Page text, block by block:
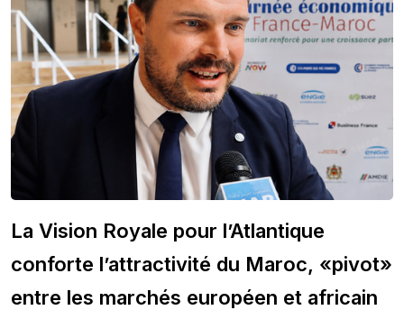
La Vision Royale pour l’Atlantique
conforte l’attractivité du Maroc, «pivot»
entre les marchés européen et africain